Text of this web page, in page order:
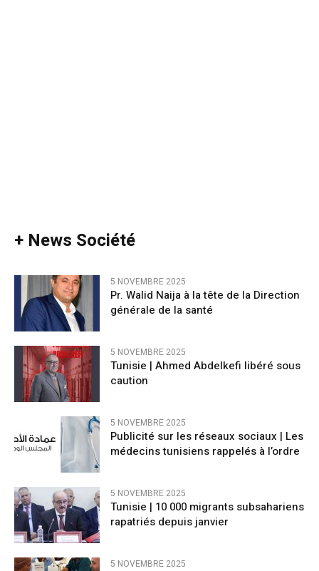
+ News Société
5 NOVEMBRE 2025
Pr. Walid Naija à la tête de la Direction
générale de la santé
5 NOVEMBRE 2025
Tunisie | Ahmed Abdelkefi libéré sous
caution
5 NOVEMBRE 2025
Publicité sur les réseaux sociaux | Les
médecins tunisiens rappelés à l’ordre
5 NOVEMBRE 2025
Tunisie | 10 000 migrants subsahariens
rapatriés depuis janvier
5 NOVEMBRE 2025